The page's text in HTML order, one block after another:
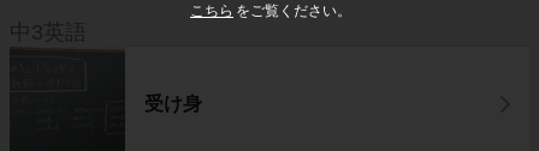
こちら をご覧ください。
中3英語
受け身